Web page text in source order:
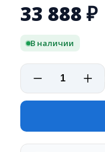
33 888 ₽
В наличии